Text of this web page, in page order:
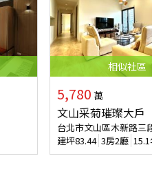
相似社區
5,780 萬
文山采菊璀璨大戶
台北市文山區木新路三
建坪83.44 3房2廳